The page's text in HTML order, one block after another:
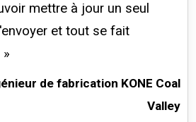
mettre à jour un seul
et tout se fait
de fabrication KONE Coal
Valley